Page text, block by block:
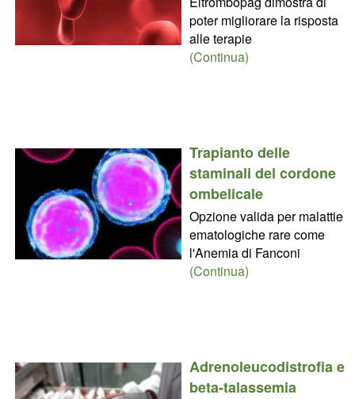
poter migliorare la risposta
alle terapie
(Continua)
Trapianto delle
staminali del cordone
ombelicale
Opzione valida per malattie
ematologiche rare come
l'Anemia di Fanconi
(Continua)
Adrenoleucodistrofia e
beta-talassemia